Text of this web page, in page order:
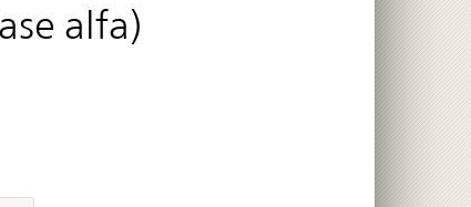
alfa)